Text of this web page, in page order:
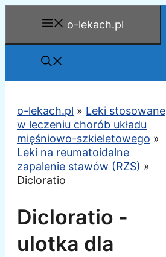
o-lekach.pl
o-lekach.pl » Leki stosowane
w leczeniu chorób układu
mięśniowo-szkieletowego »
Leki na reumatoidalne
zapalenie stawów (RZS) »
Dicloratio
Dicloratio -
ulotka dla